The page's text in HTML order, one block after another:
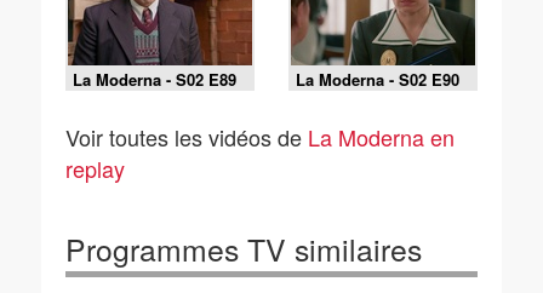
La Moderna - S02 E89 La Moderna - S02 E90
Voir toutes les vidéos de La Moderna en
replay
Programmes TV similaires